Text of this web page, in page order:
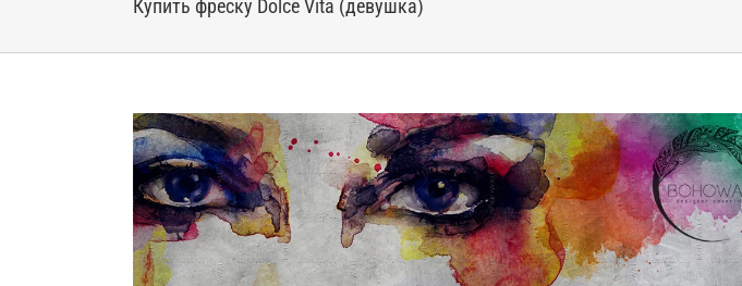
Купить фреску Dolce Vita (девушка)